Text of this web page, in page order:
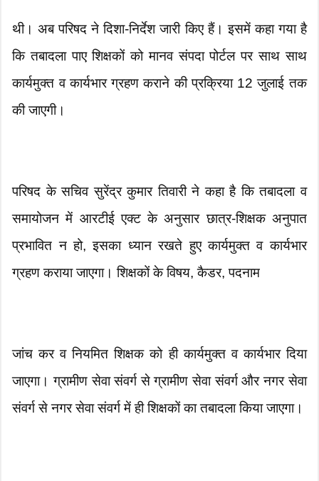
थी। अब परिषद ने दिशा-निर्देश जारी किए हैं। इसमें कहा गया है
कि तबादला पाए शिक्षकों को मानव संपदा पोर्टल पर साथ साथ
कार्यमुक्त व कार्यभार ग्रहण कराने की प्रक्रिया 12 जुलाई तक
की जाएगी।
परिषद के सचिव सुरेंद्र कुमार तिवारी ने कहा है कि तबादला व
समायोजन में आरटीई एक्ट के अनुसार छात्र-शिक्षक अनुपात
प्रभावित न हो, इसका ध्यान रखते हुए कार्यमुक्त व कार्यभार
ग्रहण कराया जाएगा। शिक्षकों के विषय, कैडर, पदनाम
जांच कर व नियमित शिक्षक को ही कार्यमुक्त व कार्यभार दिया
जाएगा। ग्रामीण सेवा संवर्ग से ग्रामीण सेवा संवर्ग और नगर सेवा
संवर्ग से नगर सेवा संवर्ग में ही शिक्षकों का तबादला किया जाएगा।